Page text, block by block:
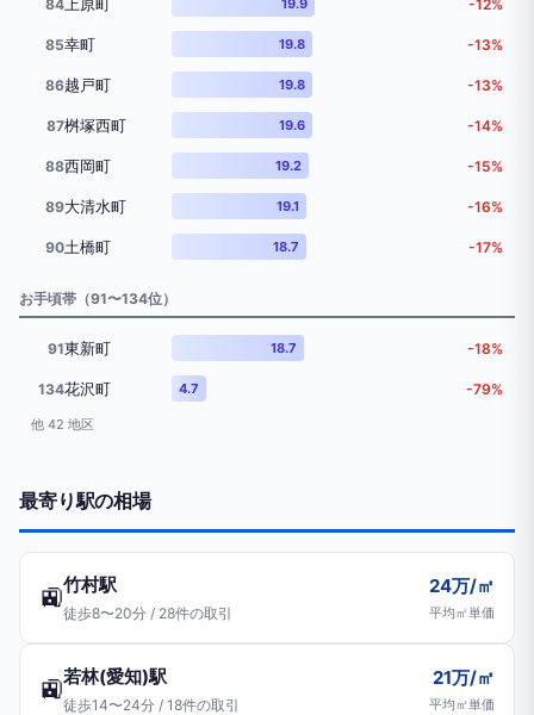
84 -12%
85幸町 19.8 -13%
86越戸町 19.8 -13%
87桝塚西町 19.6 -14%
88西岡町 19.2 -15%
89大清水町 19.1 -16%
90土橋町 18.7 -17%
お手頃帯（91〜134位）
91東新町 18.7 -18%
134花沢町 4.7 -79%
他 42 地区
最寄り駅の相場
🚉竹村駅
徒歩8〜20分 / 28件の取引
24万/㎡
平均㎡単価
🚉若林(愛知)駅
徒歩14〜24分 / 18件の取引
21万/㎡
平均㎡単価